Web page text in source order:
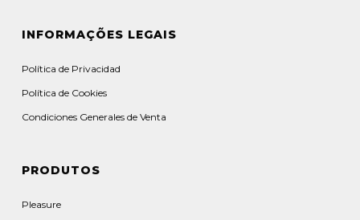
INFORMAÇÕES LEGAIS
Política de Privacidad
Política de Cookies
Condiciones Generales de Venta
PRODUTOS
Pleasure